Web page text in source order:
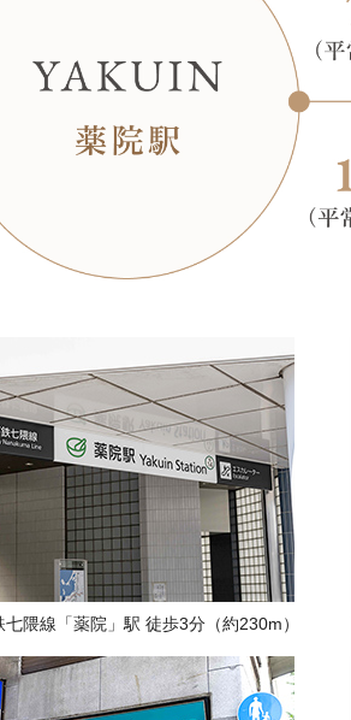
隈線「薬院」駅 徒歩3分（約230m）